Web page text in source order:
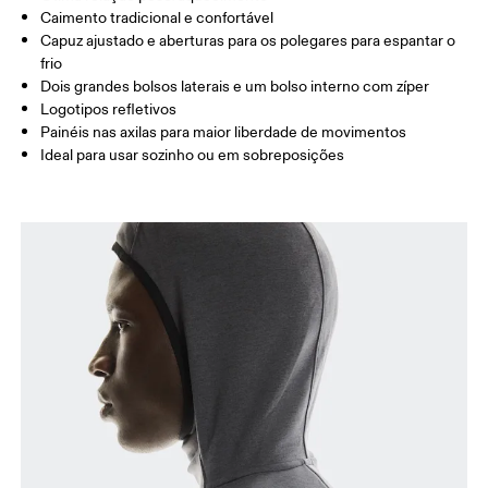
Como medir
Caimento tradicional e confortável
Capuz ajustado e aberturas para os polegares para espantar o
frio
Dois grandes bolsos laterais e um bolso interno com zíper
Logotipos refletivos
Painéis nas axilas para maior liberdade de movimentos
Ideal para usar sozinho ou em sobreposições